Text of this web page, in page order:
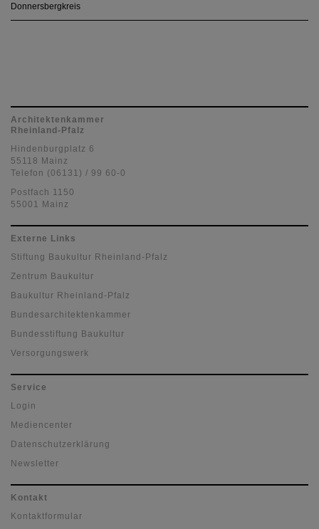
Donnersbergkreis
Architektenkammer
Rheinland-Pfalz
Hindenburgplatz 6
55118 Mainz
Telefon (06131) / 99 60-0
Postfach 1150
55001 Mainz
Externe Links
Stiftung Baukultur Rheinland-Pfalz
Zentrum Baukultur
Baukultur Rheinland-Pfalz
Bundesarchitektenkammer
Bundesstiftung Baukultur
Versorgungswerk
Service
Login
Mediencenter
Datenschutzerklärung
Newsletter
Kontakt
Kontaktformular